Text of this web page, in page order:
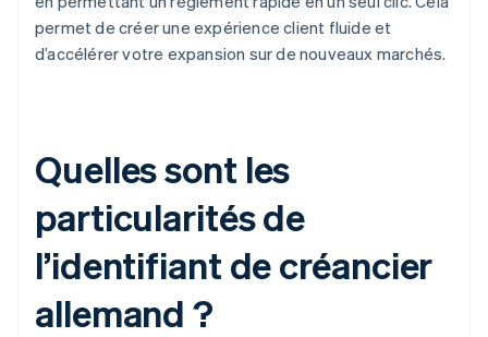
permet de créer une expérience client fluide et
d’accélérer votre expansion sur de nouveaux marchés.
Quelles sont les
particularités de
l’identifiant de créancier
allemand ?